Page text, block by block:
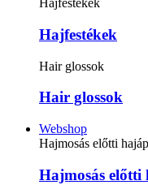
Hajfestékek
Hajfestékek
Hair glossok
Hair glossok
Webshop
Hajmosás előtti
Hajmosás előtti